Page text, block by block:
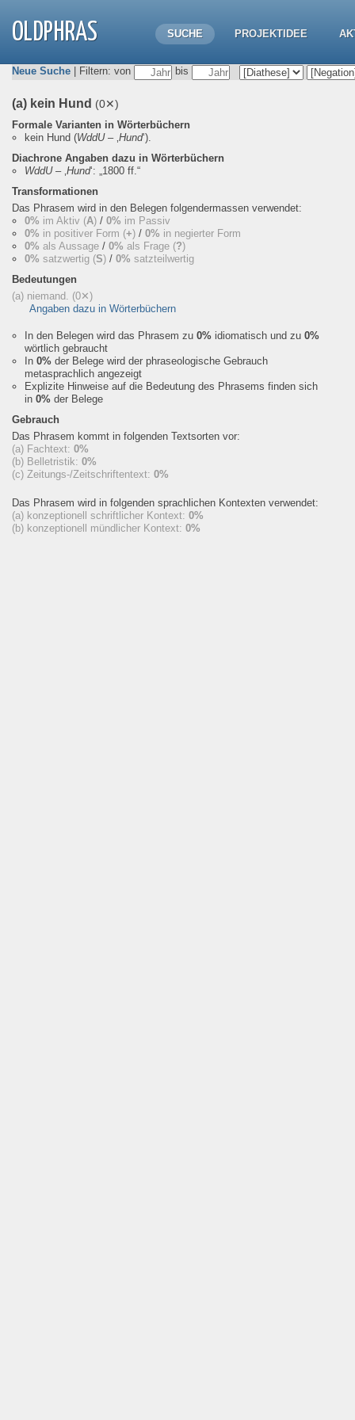
OLDPHRAS SUCHE PROJEKTIDEE
Neue Suche | Filtern: von bis
(a) kein Hund (0✕)
Formale Varianten in Wörterbüchern
kein Hund (WddU– ‚Hund‘).
Diachrone Angaben dazu in Wörterbüchern
WddU– ‚Hund‘: „1800 ff.“
Transformationen
Das Phrasem wird in den Belegen folgendermassen verwendet:
0% im Aktiv (A) / 0% im Passiv
0% in positiver Form (+) / 0% in negierter Form
0% als Aussage / 0% als Frage (?)
0% satzwertig (S) / 0% satzteilwertig
Bedeutungen
(a) niemand. (0✕)
Angaben dazu in Wörterbüchern
In den Belegen wird das Phrasem zu 0% idiomatisch und zu 0%
wörtlich gebraucht
In 0% der Belege wird der phraseologische Gebrauch
metasprachlich angezeigt
Explizite Hinweise auf die Bedeutung des Phrasems finden sich
in 0% der Belege
Gebrauch
Das Phrasem kommt in folgenden Textsorten vor:
(a) Fachtext: 0%
(b) Belletristik: 0%
(c) Zeitungs-/Zeitschriftentext: 0%
Das Phrasem wird in folgenden sprachlichen Kontexten verwendet:
(a) konzeptionell schriftlicher Kontext: 0%
(b) konzeptionell mündlicher Kontext: 0%